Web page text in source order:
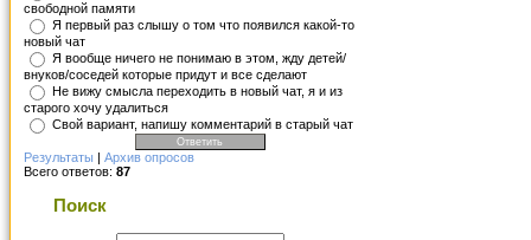
свободной памяти
Я первый раз слышу о том что появился какой-то
новый чат
Я вообще ничего не понимаю в этом, жду детей/
внуков/соседей которые придут и все сделают
Не вижу смысла переходить в новый чат, я и из
старого хочу удалиться
Свой вариант, напишу комментарий в старый чат
Результаты | Архив опросов
Всего ответов: 87
Поиск